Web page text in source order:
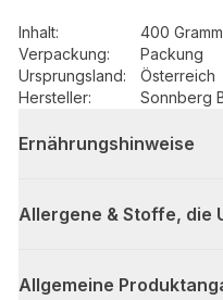
Inhalt:
400
Verpackung:
Packung
Ursprungsland:
Österreich
Hersteller: Sonnberg
Ernährungshinweise
Allergene & Stoffe, die
Allgemeine